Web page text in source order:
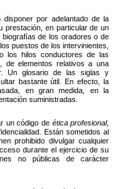
disponer por adelantado de la
prestación, en particular de un
de los oradores o de
puestos de los intervinientes,
los hilos conductores de las
de elementos relativos a una
Un glosario de las siglas y
bastante útil. En efecto, la
en gran medida, en la
suministradas.
un código de ética profesional,
Están sometidos al
prohibido divulgar cualquier
duranteel ejercicio de su
no públicas de carácter